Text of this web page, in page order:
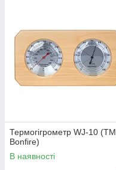
Термогігрометр WJ-10 (ТМ
Вonfire)
В наявності